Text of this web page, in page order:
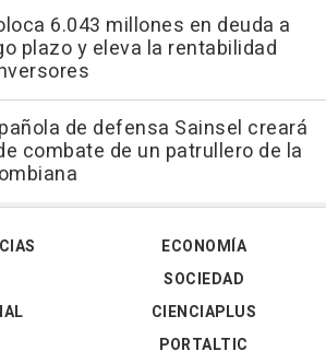
6.043 millones en deuda a
plazo y eleva la rentabilidad
de defensa Sainsel creará
combate de un patrullero de la
ECONOMÍA
SOCIEDAD
CIENCIAPLUS
PORTALTIC